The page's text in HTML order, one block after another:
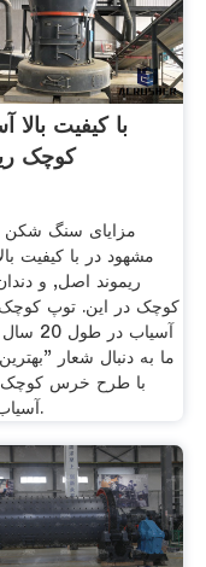
با کیفیت بالا
کوچک
مزایای سنگ
مشهود در با کیفیت
ریموند اصل, و
کوچک در این. توپ
آسیاب در
ما به دنبال شعار
با طرح خرس
آسیاب ریموند.